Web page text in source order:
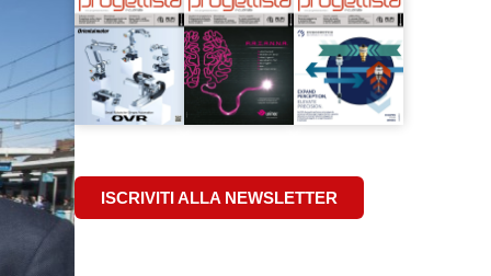
ISCRIVITI ALLA NEWSLETTER